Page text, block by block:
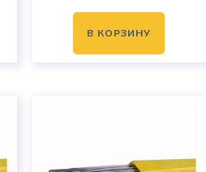
В КОРЗИНУ